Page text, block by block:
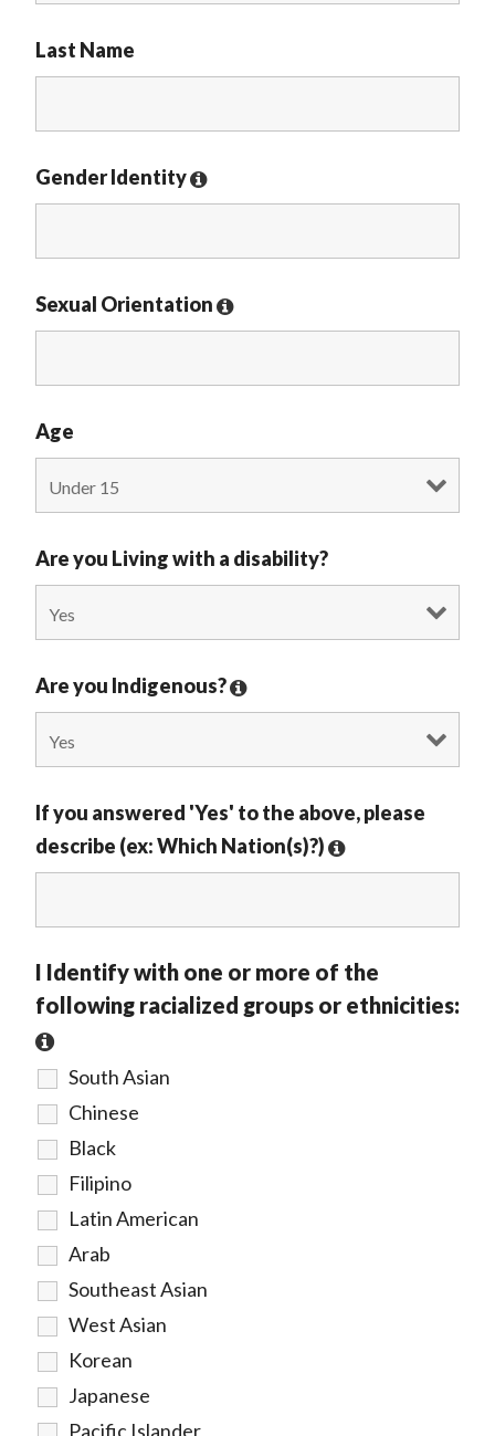
Last Name
Gender Identity
Sexual Orientation
Age
Are you Living with a disability?
Are you Indigenous?
If you answered 'Yes' to the above, please
describe (ex: Which Nation(s)?)
I Identify with one or more of the
following racialized groups or ethnicities:
South Asian
Chinese
Black
Filipino
Latin American
Arab
Southeast Asian
West Asian
Korean
Japanese
Pacific Islander